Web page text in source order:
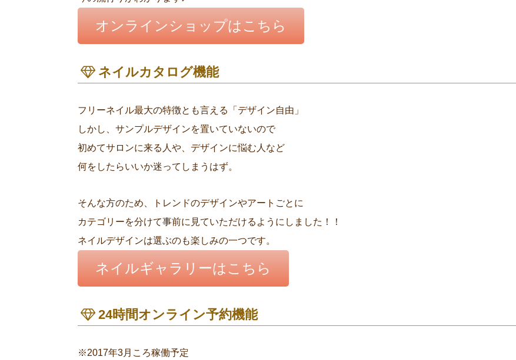
オンラインショップはこちら
ネイルカタログ機能
フリーネイル最大の特徴とも言える「デザイン自由」
しかし、サンプルデザインを置いていないので
初めてサロンに来る人や、デザインに悩む人など
何をしたらいいか迷ってしまうはず。
そんな方のため、トレンドのデザインやアートごとに
カテゴリーを分けて事前に見ていただけるようにしました！！
ネイルデザインは選ぶのも楽しみの一つです。
ネイルギャラリーはこちら
24時間オンライン予約機能
※2017年3月ころ稼働予定